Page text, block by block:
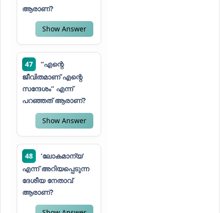
ആരാണ്?
Show Answer
47
“എന്റെ
ജീവിതമാണ് എന്റെ
സന്ദേശം” എന്ന്
പറഞ്ഞത് ആരാണ്?
Show Answer
48
‘ലോകമാന്യ’
എന്ന് അറിയപ്പെടുന്ന
ദേശീയ നേതാവ്
ആരാണ്?